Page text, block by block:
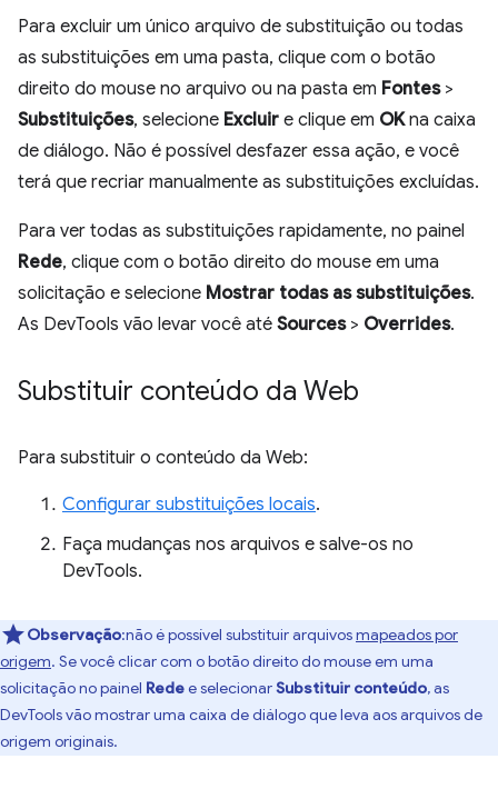
Para excluir um único arquivo de substituição ou todas
as substituições em uma pasta, clique com o botão
direito do mouse no arquivo ou na pasta em Fontes>
Substituições, selecione Excluir e clique em OKna caixa
de diálogo. Não é possível desfazer essa ação, e você
terá que recriar manualmente as substituições excluídas.
Para ver todas as substituições rapidamente, no painel
Rede, clique com o botão direito do mouse em uma
solicitação e selecione Mostrar todas as substituições.
As DevTools vão levar você até Sources> Overrides.
Substituir conteúdo da Web
Para substituir o conteúdo da Web:
Configurar substituições locais.
Faça mudanças nos arquivos e salve-os no
DevTools.
Observação:não é possível substituir arquivosmapeados por
origem. Se você clicar com o botão direito do mouse em uma
solicitação no painel Redee selecionarSubstituir conteúdo, as
DevTools vão mostrar uma caixa de diálogo que leva aos arquivos de
origem originais.